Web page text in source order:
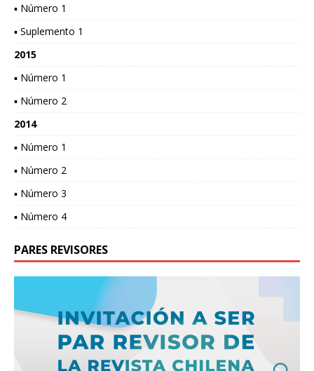
▪ Número 1
▪ Suplemento 1
2015
▪ Número 1
▪ Número 2
2014
▪ Número 1
▪ Número 2
▪ Número 3
▪ Número 4
PARES REVISORES